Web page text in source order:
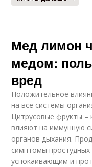
Мед лимон
медом:
вред
Положительное
на все системы
Цитрусовые фрукты –
влияют на иммунную
органов дыхания.
симптомы
успокаивающим и